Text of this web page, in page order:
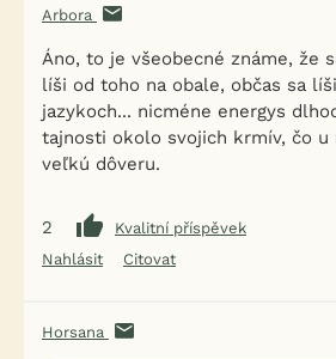
Arbora
Áno, to je všeobecné známe, že
líši od toho na obale, občas sa
jazykoch... nicméne energys
tajnosti okolo svojich krmív, čo u
veľkú dôveru.
2
Kvalitní příspěvek
Nahlásit
Citovat
Horsana